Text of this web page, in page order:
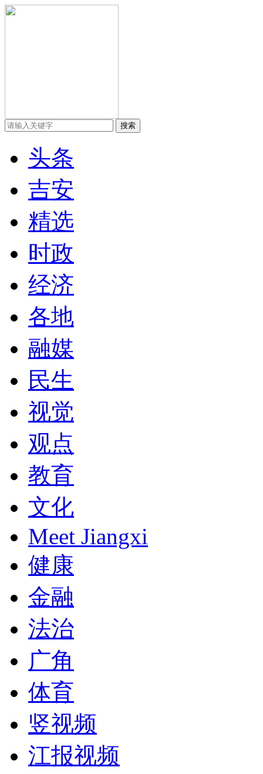
头条
吉安
精选
时政
经济
各地
融媒
民生
视觉
观点
教育
文化
Meet Jiangxi
健康
金融
法治
广角
体育
竖视频
江报视频